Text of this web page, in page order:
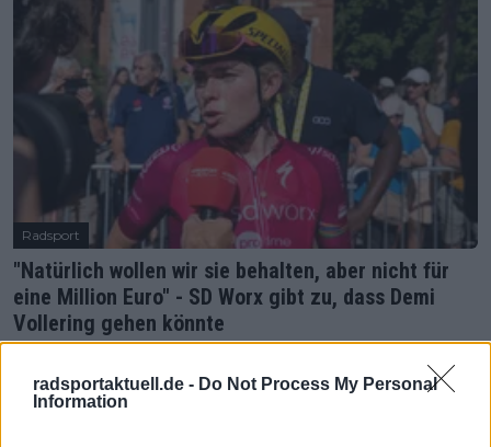
radsportaktuell.de - Do Not Process My Personal
Information
Radsport
"Natürlich wollen wir sie behalten, aber nicht für
eine Million Euro" - SD Worx gibt zu, dass Demi
Vollering gehen könnte
08 Februar 2024